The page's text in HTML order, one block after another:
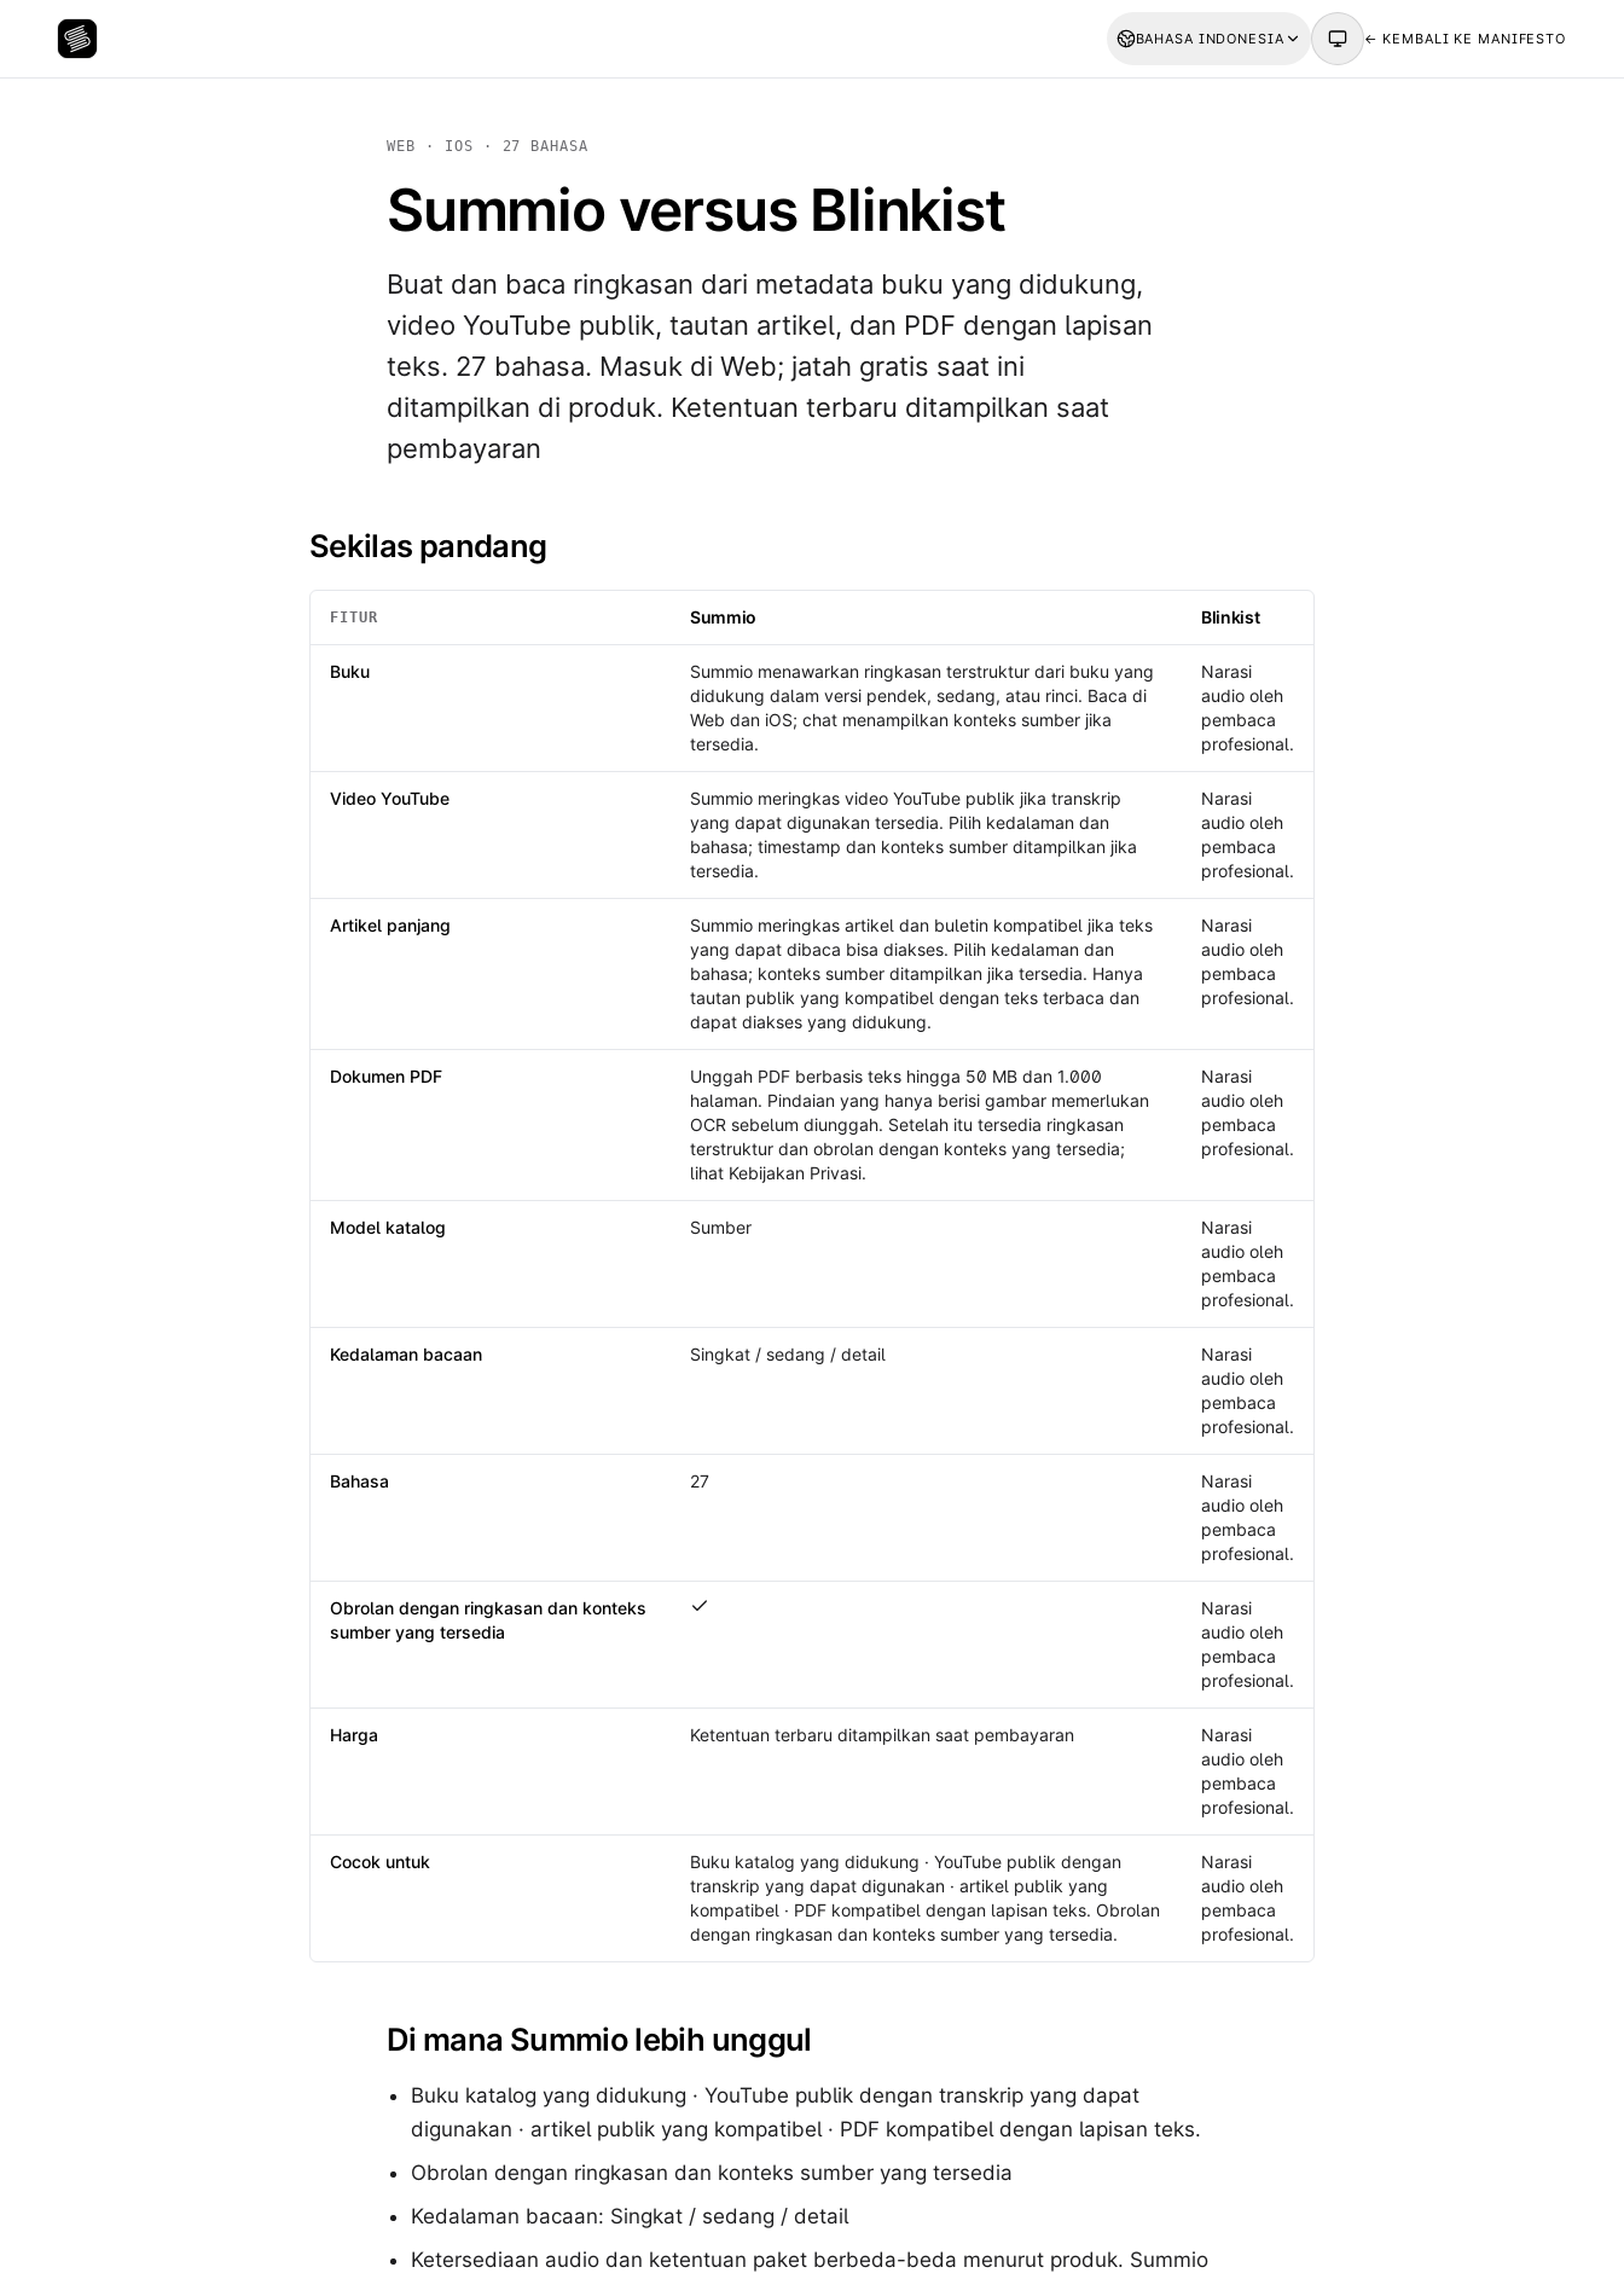
BAHASA INDONESIA ← KEMBALI KE MANIFESTO
WEB · IOS · 27 BAHASA
Summio versus Blinkist
Buat dan baca ringkasan dari metadata buku yang didukung,
video YouTube publik, tautan artikel, dan PDF dengan lapisan
teks. 27 bahasa. Masuk di Web; jatah gratis saat ini
ditampilkan di produk. Ketentuan terbaru ditampilkan saat
pembayaran
Sekilas pandang
FITUR Summio Blinkist
Buku
Summio menawarkan ringkasan terstruktur dari buku yang
didukung dalam versi pendek, sedang, atau rinci. Baca di
Web dan iOS; chat menampilkan konteks sumber jika
tersedia.
Narasi
audio oleh
pembaca
profesional.
Video YouTube
Summio meringkas video YouTube publik jika transkrip
yang dapat digunakan tersedia. Pilih kedalaman dan
bahasa; timestamp dan konteks sumber ditampilkan jika
tersedia.
Narasi
audio oleh
pembaca
profesional.
Artikel panjang
Summio meringkas artikel dan buletin kompatibel jika teks
yang dapat dibaca bisa diakses. Pilih kedalaman dan
bahasa; konteks sumber ditampilkan jika tersedia. Hanya
tautan publik yang kompatibel dengan teks terbaca dan
dapat diakses yang didukung.
Narasi
audio oleh
pembaca
profesional.
Dokumen PDF
Unggah PDF berbasis teks hingga 50 MB dan 1.000
halaman. Pindaian yang hanya berisi gambar memerlukan
OCR sebelum diunggah. Setelah itu tersedia ringkasan
terstruktur dan obrolan dengan konteks yang tersedia;
lihat Kebijakan Privasi.
Narasi
audio oleh
pembaca
profesional.
Model katalog Sumber
Narasi
audio oleh
pembaca
profesional.
Kedalaman bacaan Singkat / sedang / detail
Narasi
audio oleh
pembaca
profesional.
Bahasa 27
Narasi
audio oleh
pembaca
profesional.
Obrolan dengan ringkasan dan konteks
sumber yang tersedia
Narasi
audio oleh
pembaca
profesional.
Harga Ketentuan terbaru ditampilkan saat pembayaran
Narasi
audio oleh
pembaca
profesional.
Cocok untuk
Buku katalog yang didukung · YouTube publik dengan
transkrip yang dapat digunakan · artikel publik yang
kompatibel · PDF kompatibel dengan lapisan teks. Obrolan
dengan ringkasan dan konteks sumber yang tersedia.
Narasi
audio oleh
pembaca
profesional.
Di mana Summio lebih unggul
Buku katalog yang didukung · YouTube publik dengan transkrip yang dapat
digunakan · artikel publik yang kompatibel · PDF kompatibel dengan lapisan teks.
Obrolan dengan ringkasan dan konteks sumber yang tersedia
Kedalaman bacaan: Singkat / sedang / detail
Ketersediaan audio dan ketentuan paket berbeda-beda menurut produk. Summio